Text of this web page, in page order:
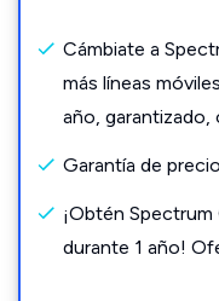
Cámbiate a
más líneas
año, garantizado,
Garantía de
¡Obtén
durante 1 año!